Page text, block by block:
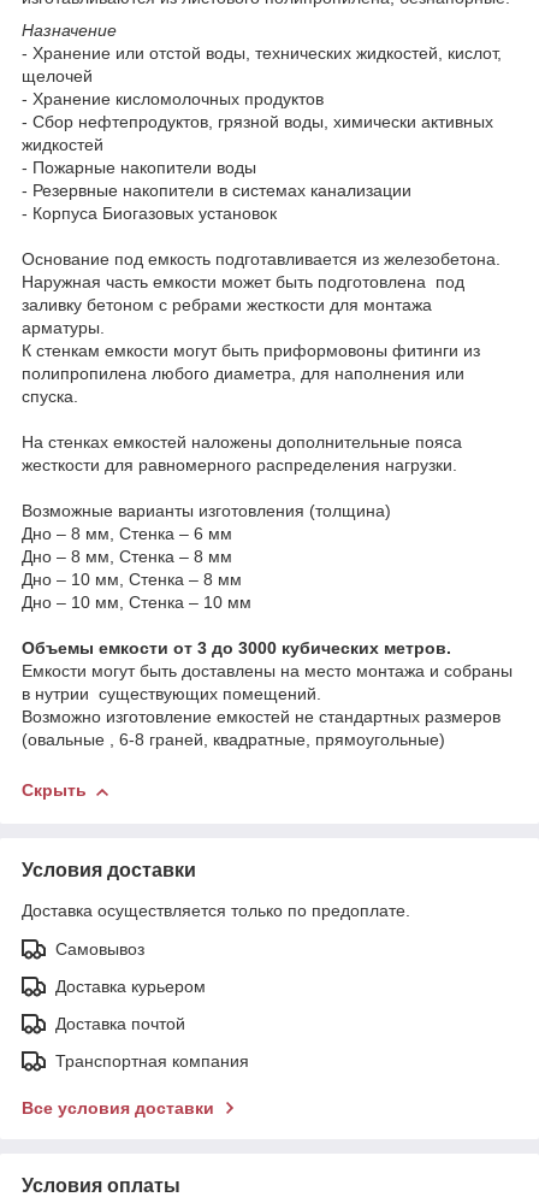
Назначение
- Хранение или отстой воды, технических жидкостей, кислот,
щелочей
- Хранение кисломолочных продуктов
- Сбор нефтепродуктов, грязной воды, химически активных
жидкостей
- Пожарные накопители воды
- Резервные накопители в системах канализации
- Корпуса Биогазовых установок
Основание под емкость подготавливается из железобетона.
Наружная часть емкости может быть подготовлена под
заливку бетоном с ребрами жесткости для монтажа
арматуры.
К стенкам емкости могут быть приформовоны фитинги из
полипропилена любого диаметра, для наполнения или
спуска.
На стенках емкостей наложены дополнительные пояса
жесткости для равномерного распределения нагрузки.
Возможные варианты изготовления (толщина)
Дно – 8 мм, Стенка – 6 мм
Дно – 8 мм, Стенка – 8 мм
Дно – 10 мм, Стенка – 8 мм
Дно – 10 мм, Стенка – 10 мм
Объемы емкости от 3 до 3000 кубических метров.
Емкости могут быть доставлены на место монтажа и собраны
в нутрии существующих помещений.
Возможно изготовление емкостей не стандартных размеров
(овальные , 6-8 граней, квадратные, прямоугольные)
Скрыть
Условия доставки
Доставка осуществляется только по предоплате.
Самовывоз
Доставка курьером
Доставка почтой
Транспортная компания
Все условия доставки
Условия оплаты